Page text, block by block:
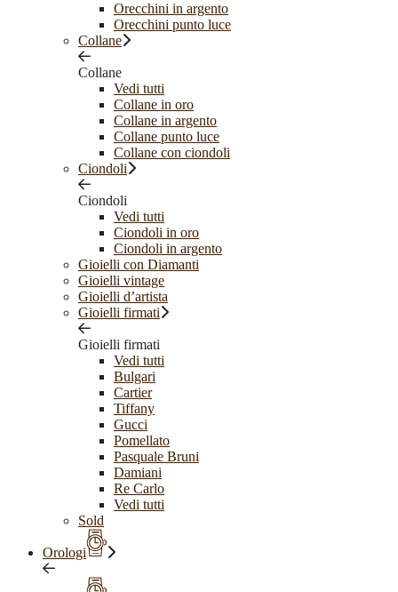
Orecchini in argento
Orecchini punto luce
Collane
Collane
Vedi tutti
Collane in oro
Collane in argento
Collane punto luce
Collane con ciondoli
Ciondoli
Ciondoli
Vedi tutti
Ciondoli in oro
Ciondoli in argento
Gioielli con Diamanti
Gioielli vintage
Gioielli d’artista
Gioielli firmati
Gioielli firmati
Vedi tutti
Bulgari
Cartier
Tiffany
Gucci
Pomellato
Pasquale Bruni
Damiani
Re Carlo
Vedi tutti
Sold
Orologi